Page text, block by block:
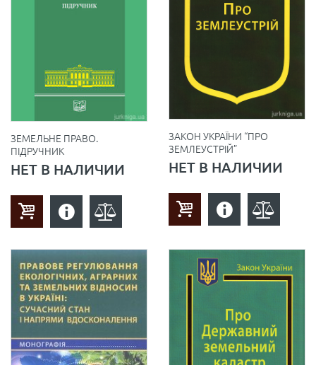
ЗЕМЕЛЬНЕ ПРАВО.
ПІДРУЧНИК
НЕТ В НАЛИЧИИ
ЗАКОН УКРАЇНИ “ПРО
ЗЕМЛЕУСТРІЙ”
НЕТ В НАЛИЧИИ